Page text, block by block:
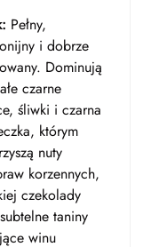
Pełny,
i dobrze
Dominują
czarne
śliwki i czarna
którym
nuty
korzennych,
czekolady
taniny
winu